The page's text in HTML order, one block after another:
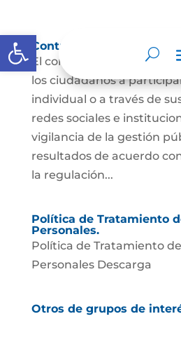
Abrir barra de herramientas
Control social
El control social es el
los ciudadanos a
individual o a través de
redes sociales e
vigilancia de la gestión
resultados de acuerdo
la regulación...
Política de Tratamiento
Personales.
Política de Tratamiento
Personales Descarga
Otros de grupos de